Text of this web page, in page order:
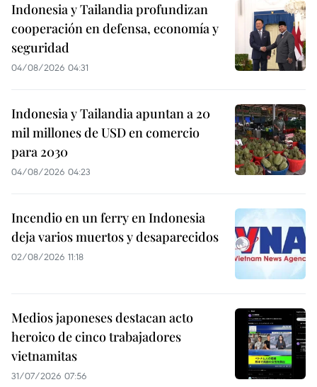
Indonesia y Tailandia profundizan
cooperación en defensa, economía y
seguridad
04/08/2026 04:31
Indonesia y Tailandia apuntan a 20
mil millones de USD en comercio
para 2030
04/08/2026 04:23
Incendio en un ferry en Indonesia
deja varios muertos y desaparecidos
02/08/2026 11:18
Medios japoneses destacan acto
heroico de cinco trabajadores
vietnamitas
31/07/2026 07:56